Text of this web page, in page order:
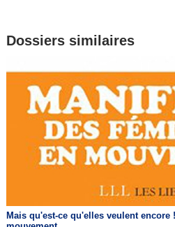
Dossiers similaires
Mais qu'est-ce qu'elles veulent